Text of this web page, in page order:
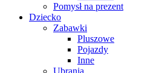
Pomysł na prezent
Dziecko
Zabawki
Pluszowe
Pojazdy
Inne
Ubrania